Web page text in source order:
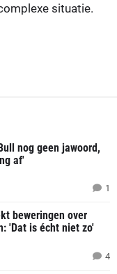
situatie.
nog geen jawoord,
af'
1
beweringen over
'Dat is écht niet zo'
4